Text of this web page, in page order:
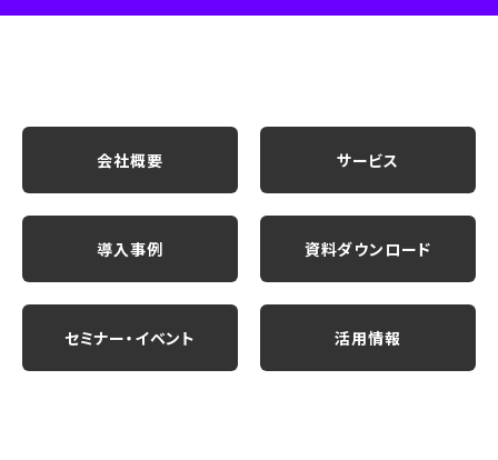
会社概要 サービス
導入事例 資料ダウンロード
セミナー・イベント 活用情報